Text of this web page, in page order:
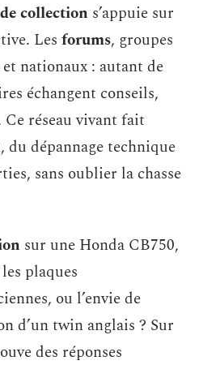
collection s’appuie sur
Les forums, groupes
nationaux : autant de
échangent conseils,
Ce réseau vivant fait
dépannage technique
sans oublier la chasse
sur une Honda CB750,
plaques
ou l’envie de
d’un twin anglais ? Sur
des réponses